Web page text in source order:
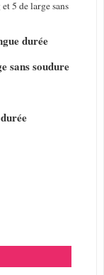
5 de large sans
durée
sans soudure